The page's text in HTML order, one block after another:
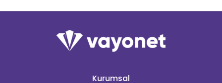
Kurumsal